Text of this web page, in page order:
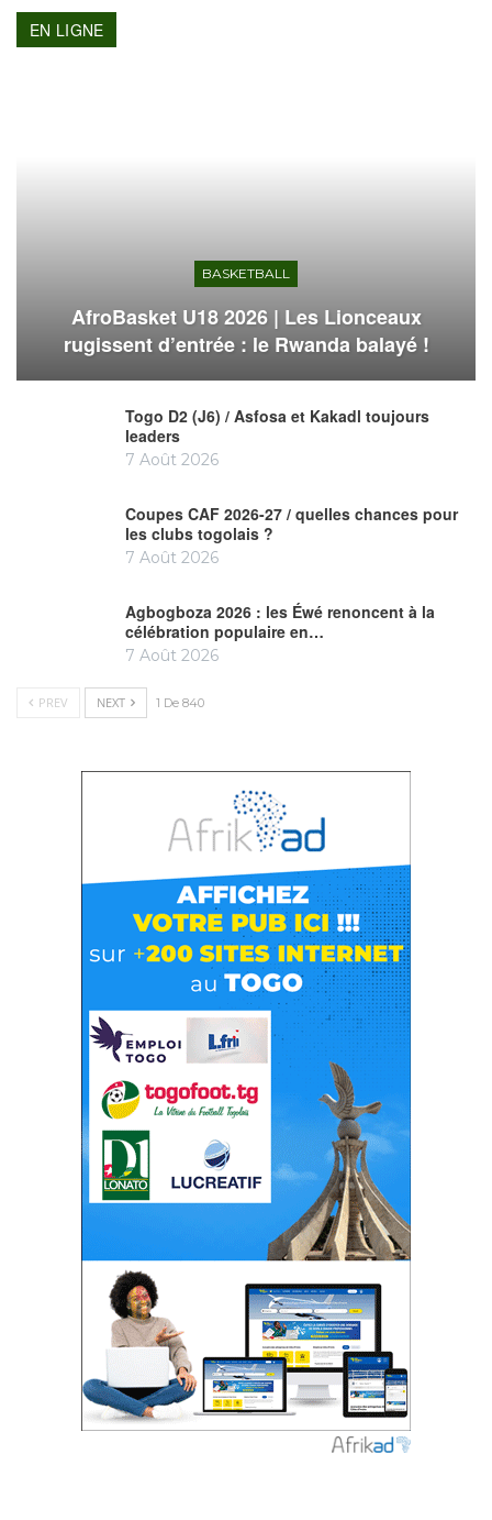
EN LIGNE
BASKETBALL
AfroBasket U18 2026 | Les Lionceaux
rugissent d’entrée : le Rwanda balayé !
Togo D2 (J6) / Asfosa et Kakadl toujours
leaders
7 Août 2026
Coupes CAF 2026-27 / quelles chances pour
les clubs togolais ?
7 Août 2026
Agbogboza 2026 : les Éwé renoncent à la
célébration populaire en…
7 Août 2026
PREV NEXT 1 De 840